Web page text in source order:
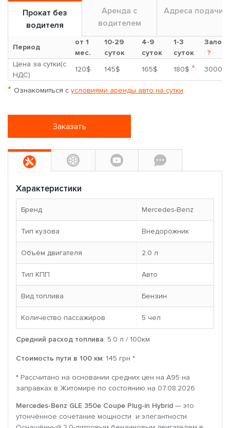
Прокат без
водителя
Аренда с
водителем
Адреса подачи
Период
от 1
мес.
10-29
суток
4-9
суток
1-3
суток
Залог
?
Цена за сутки(с
НДС)
120$ 145$ 165$ 180$ * 3000$
* Ознакомиться с условиями аренды авто на сутки
Заказать
Характеристики
Бренд Mercedes-Benz
Тип кузова Внедорожник
Объём двигателя 2.0 л
Тип КПП Авто
Вид топлива Бензин
Количество пассажиров 5 чел
Средний расход топлива: 5.0 л / 100км
Стоимость пути в 100 км: 145 грн *
* Рассчитано на основании средних цен на A95 на
заправках в Житомире по состоянию на 07.08.2026
Mercedes-Benz GLE 350e Coupe Plug-in Hybrid — это
утончённое сочетание мощности и элегантности.